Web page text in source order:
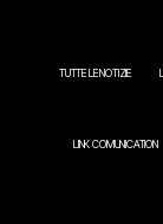
TUTTE LE NOTIZIE
LINK COMUNICATION